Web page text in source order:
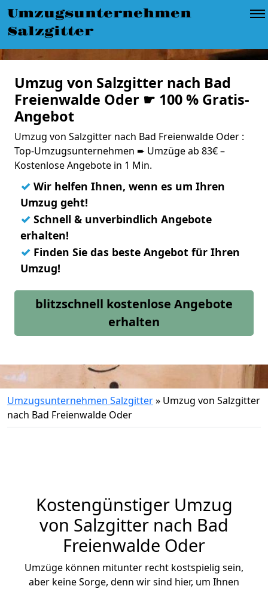
Umzugsunternehmen
Salzgitter
Umzug von Salzgitter nach Bad
Freienwalde Oder ☛ 100 % Gratis-
Angebot
Umzug von Salzgitter nach Bad Freienwalde Oder :
Top-Umzugsunternehmen ➨ Umzüge ab 83€ –
Kostenlose Angebote in 1 Min.
✓ Wir helfen Ihnen, wenn es um Ihren
Umzug geht!
✓ Schnell & unverbindlich Angebote
erhalten!
✓ Finden Sie das beste Angebot für Ihren
Umzug!
blitzschnell kostenlose Angebote
erhalten
Umzugsunternehmen Salzgitter» Umzug von Salzgitter
nach Bad Freienwalde Oder
Kostengünstiger Umzug
von Salzgitter nach Bad
Freienwalde Oder
Umzüge können mitunter recht kostspielig sein,
aber keine Sorge, denn wir sind hier, um Ihnen